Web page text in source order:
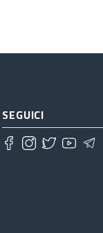
SEGUICI